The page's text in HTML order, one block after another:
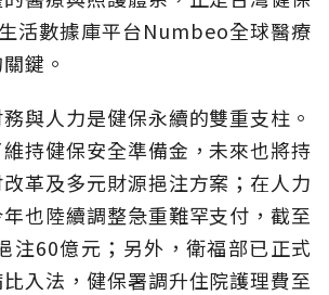
活數據庫平台Numbeo全球醫療
鍵。
與人力是健保永續的雙重支柱。
持健保安全準備金，未來也將持
革及多元財源挹注方案；在人力
也陸續調整急重難罕支付，截至
注60億元；另外，衛福部已正式
入法，健保署調升住院護理費至